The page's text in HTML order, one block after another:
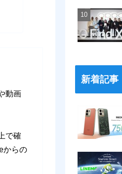
動画
で確
からの
新着記事